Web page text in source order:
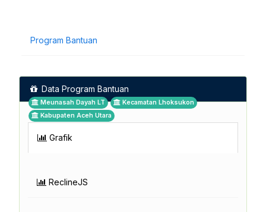
Program Bantuan
Data Program Bantuan
Meunasah Dayah LT
Kecamatan Lhoksukon
Kabupaten Aceh Utara
Grafik
ReclineJS